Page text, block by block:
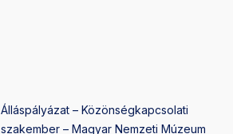
Álláspályázat – Közönségkapcsolati
szakember – Magyar Nemzeti Múzeum